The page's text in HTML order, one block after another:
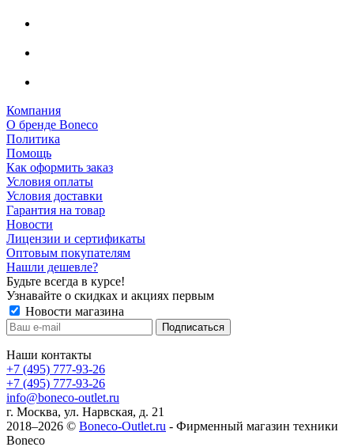
Компания
О бренде Boneco
Политика
Помощь
Как оформить заказ
Условия оплаты
Условия доставки
Гарантия на товар
Новости
Лицензии и сертификаты
Оптовым покупателям
Нашли дешевле?
Будьте всегда в курсе!
Узнавайте о скидках и акциях первым
Новости магазина
Наши контакты
+7 (495) 777-93-26
+7 (495) 777-93-26
info@boneco-outlet.ru
г. Москва, ул. Нарвская, д. 21
2018–2026 © Boneco-Outlet.ru - Фирменный магазин техники
Boneco